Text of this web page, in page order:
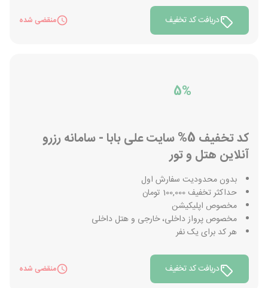
دریافت کد تخفیف منقضی شده
5%
کد تخفیف 5% سایت علی بابا - سامانه رزرو
آنلاین هتل و تور
بدون محدودیت سفارش اول
حداکثر تخفیف 100,000 تومان
مخصوص اپلیکیشن
مخصوص پرواز داخلی، خارجی و هتل داخلی
هر کد برای یک نفر
دریافت کد تخفیف منقضی شده